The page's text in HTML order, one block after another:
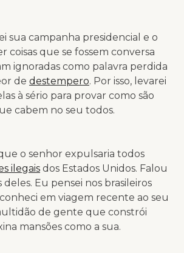
sua campanha presidencial e o
coisas que se fossem conversa
ignoradas como palavra perdida
de destempero. Por isso, levarei
à sério para provar como são
cabem no seu todos.
o senhor expulsaria todos
ilegais dos Estados Unidos. Falou
Eu pensei nos brasileiros
em viagem recente ao seu
de gente que constrói
mansões como a sua.